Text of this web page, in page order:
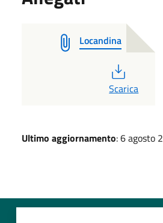
Locandina
PDF
Scarica
Ultimo aggiornamento: 6 agosto